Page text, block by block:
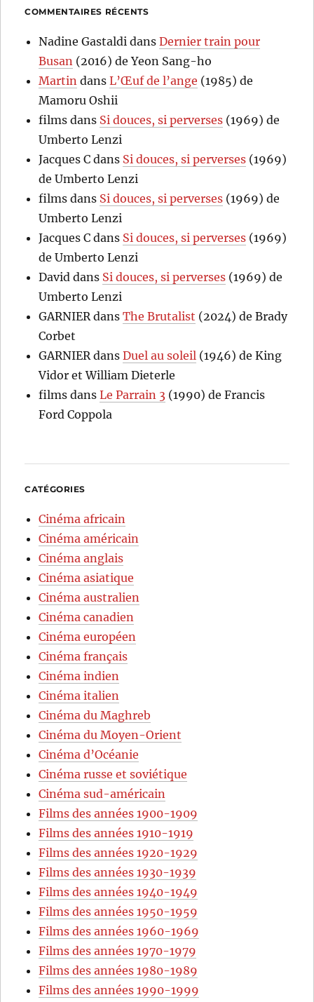
COMMENTAIRES RÉCENTS
Nadine Gastaldi dansDernier train pour
Busan (2016) de Yeon Sang-ho
Martin dansL’Œuf de l’ange (1985) de
Mamoru Oshii
films dans Si douces, si perverses (1969) de
Umberto Lenzi
Jacques C dans Si douces, si perverses (1969)
de Umberto Lenzi
films dans Si douces, si perverses (1969) de
Umberto Lenzi
Jacques C dans Si douces, si perverses (1969)
de Umberto Lenzi
David dans Si douces, si perverses (1969) de
Umberto Lenzi
GARNIERdansThe Brutalist (2024) de Brady
Corbet
GARNIERdansDuel au soleil (1946) de King
Vidor et William Dieterle
films dansLe Parrain 3 (1990) de Francis
Ford Coppola
CATÉGORIES
Cinéma africain
Cinéma américain
Cinéma anglais
Cinéma asiatique
Cinéma australien
Cinéma canadien
Cinéma européen
Cinéma français
Cinéma indien
Cinéma italien
Cinéma du Maghreb
Cinéma du Moyen-Orient
Cinéma d’Océanie
Cinéma russe et soviétique
Cinéma sud-américain
Films des années 1900-1909
Films des années 1910-1919
Films des années 1920-1929
Films des années 1930-1939
Films des années 1940-1949
Films des années 1950-1959
Films des années 1960-1969
Films des années 1970-1979
Films des années 1980-1989
Films des années 1990-1999